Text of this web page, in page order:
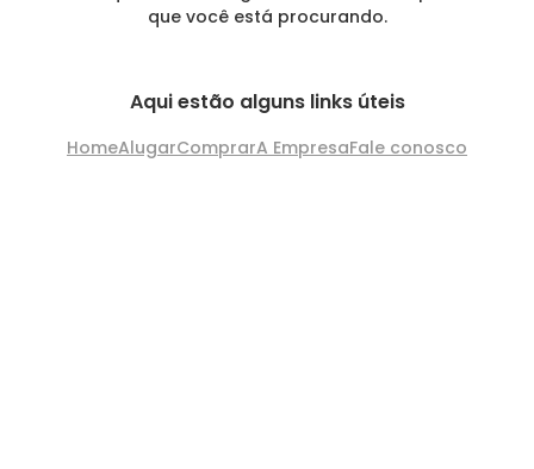
que você está procurando.
Aqui estão alguns links úteis
HomeAlugarComprarA EmpresaFale conosco